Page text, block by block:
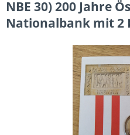
NBE 30) 200 Jahre
Nationalbank mit 2